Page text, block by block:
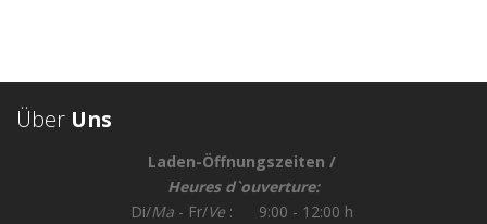
Über Uns
Laden-Öffnungszeiten /
Heures d`ouverture:
Di/Ma- Fr/Ve : 9:00 - 12:00 h